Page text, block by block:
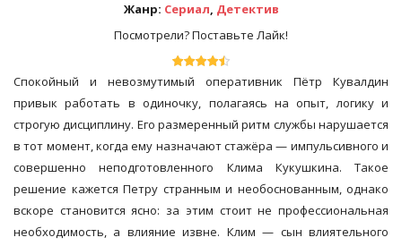
Жанр: Сериал, Детектив
Посмотрели? Поставьте Лайк!
Спокойный и невозмутимый оперативник Пётр Кувалдин
привык работать в одиночку, полагаясь на опыт, логику и
строгую дисциплину. Его размеренный ритм службы нарушается
в тот момент, когда ему назначают стажёра — импульсивного и
совершенно неподготовленного Клима Кукушкина. Такое
решение кажется Петру странным и необоснованным, однако
вскоре становится ясно: за этим стоит не профессиональная
необходимость, а влияние извне. Клим — сын влиятельного